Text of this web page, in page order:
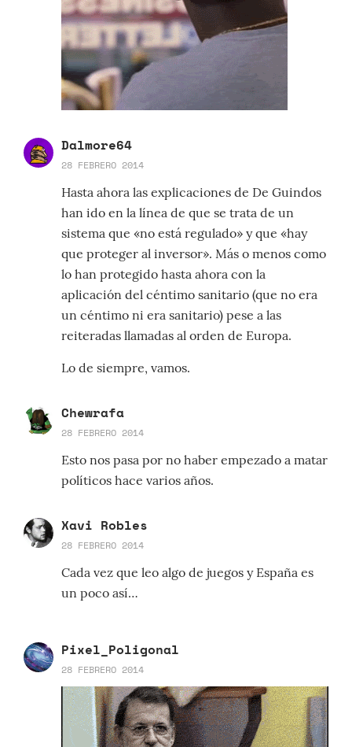
Dalmore64
28 FEBRERO 2014
Hasta ahora las explicaciones de De Guindos
han ido en la línea de que se trata de un
sistema que «no está regulado» y que «hay
que proteger al inversor». Más o menos como
lo han protegido hasta ahora con la
aplicación del céntimo sanitario (que no era
un céntimo ni era sanitario) pese a las
reiteradas llamadas al orden de Europa.
Lo de siempre, vamos.
Chewrafa
28 FEBRERO 2014
Esto nos pasa por no haber empezado a matar
políticos hace varios años.
Xavi Robles
28 FEBRERO 2014
Cada vez que leo algo de juegos y España es
un poco así…
Pixel_Poligonal
28 FEBRERO 2014